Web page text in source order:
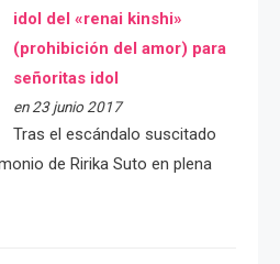
idol del «renai kinshi»
(prohibición del amor) para
señoritas idol
en 23 junio 2017
Tras el escándalo suscitado
de Ririka Suto en plena